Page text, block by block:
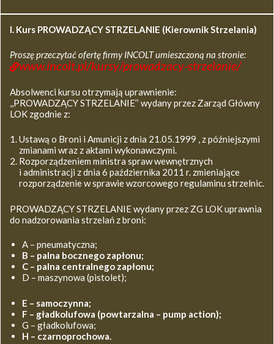
I. Kurs PROWADZĄCY STRZELANIE (Kierownik Strzelania)
Proszę przeczytać ofertę firmy INCOLT umieszczoną na stronie:
www.incolt.pl/kursy/prowadzacy-strzelanie/
Absolwenci kursu otrzymają uprawnienie:
,,PROWADZĄCY STRZELANIE’’ wydany przez Zarząd Główny
LOK zgodnie z:
Ustawą o Broni i Amunicji z dnia 21.05.1999 , z późniejszymi
zmianami wraz z aktami wykonawczymi.
Rozporządzeniem ministra spraw wewnętrznych
i administracji z dnia 6 października 2011 r. zmieniające
rozporządzenie w sprawie wzorcowego regulaminu strzelnic.
PROWADZĄCY STRZELANIE wydany przez ZG LOK uprawnia
do nadzorowania strzelań z broni:
A – pneumatyczna;
B – palna bocznego zapłonu;
C – palna centralnego zapłonu;
D – maszynowa (pistolet);
E – samoczynna;
F – gładkolufowa (powtarzalna – pump action);
G – gładkolufowa;
H – czarnoprochowa.